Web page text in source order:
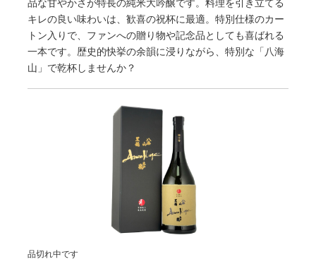
品な甘やかさが特長の純米大吟醸です。料理を引き立てる
キレの良い味わいは、歓喜の祝杯に最適。特別仕様のカー
トン入りで、ファンへの贈り物や記念品としても喜ばれる
一本です。歴史的快挙の余韻に浸りながら、特別な「八海
山」で乾杯しませんか？
品切れ中です